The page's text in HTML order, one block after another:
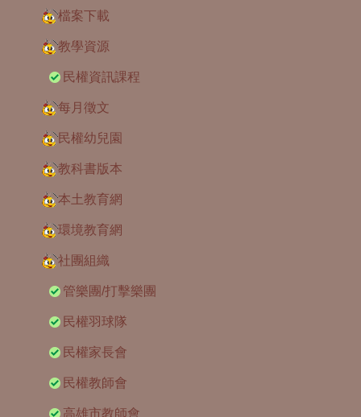
檔案下載
教學資源
民權資訊課程
每月徵文
民權幼兒園
教科書版本
本土教育網
環境教育網
社團組織
管樂團/打擊樂團
民權羽球隊
民權家長會
民權教師會
高雄市教師會